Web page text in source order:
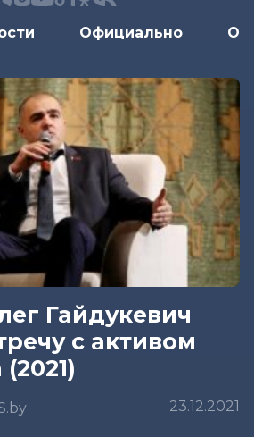
Официально
Гайдукевич
с активом
23.12.2021